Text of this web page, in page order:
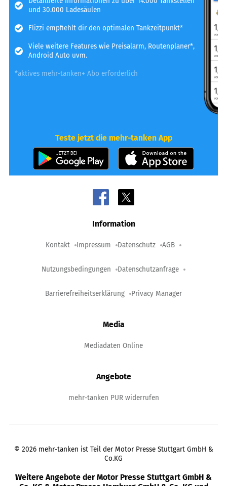
und 30.000 Ladesäulen
Flizzi empfiehlt dir den optimalen Tankzeitpunkt*
Viele weitere Features wie Preisalarm, Routenplaner*,
Android Auto uvm.
*aktives mehr-tanken+ Abo erforderlich
Teste jetzt die mehr-tanken App
Information
Kontakt Impressum Datenschutz AGB
Nutzungsbedingungen Datenschutzanfrage
Barrierefreiheitserklärung Privacy Manager
Media
Mediadaten Online
Angebote
mehr-tanken PUR widerrufen
© 2026 mehr-tanken ist Teil der Motor Presse Stuttgart GmbH &
Co.KG
Weitere Angebote der Motor Presse Stuttgart GmbH &